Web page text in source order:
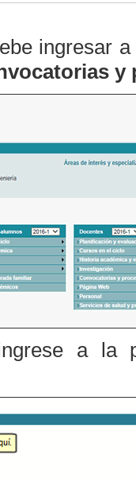
ingresar
y
a la